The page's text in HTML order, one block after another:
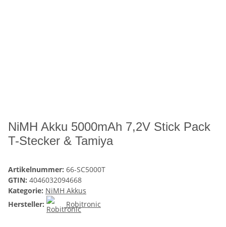
NiMH Akku 5000mAh 7,2V Stick Pack
T-Stecker & Tamiya
Artikelnummer: 66-SC5000T
GTIN: 4046032094668
Kategorie: NiMH Akkus
Hersteller:
Robitronic